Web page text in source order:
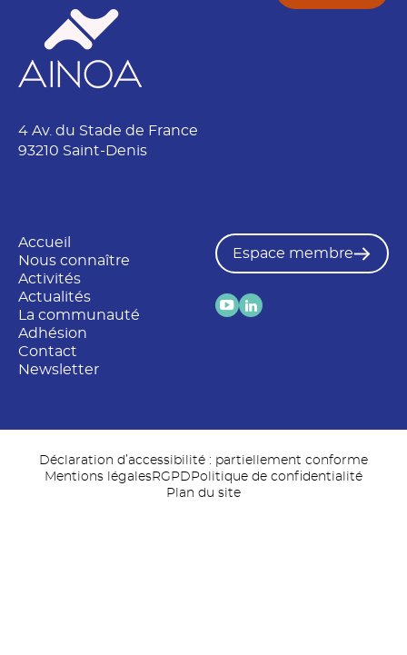
4 Av. du Stade de France
93210 Saint-Denis
Accueil
Nous connaître
Activités
Actualités
La communauté
Adhésion
Contact
Newsletter
Espace membre
Déclaration d’accessibilité : partiellement conforme
Mentions légalesRGPD Politique de confidentialité
Plan du site